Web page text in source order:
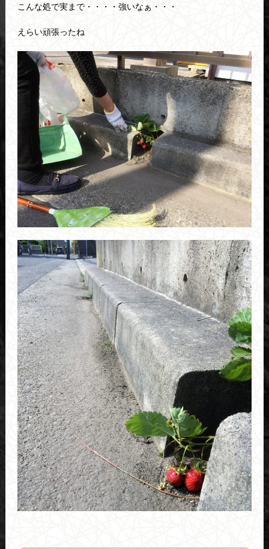
こんな処で実まで・・・・強いなぁ・・・
えらい頑張ったね